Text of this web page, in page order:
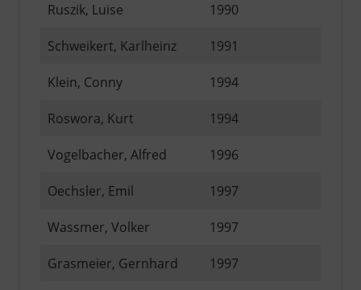
Ruszik, Luise 1990
Schweikert, Karlheinz 1991
Klein, Conny 1994
Roswora, Kurt 1994
Vogelbacher, Alfred 1996
Oechsler, Emil 1997
Wassmer, Volker 1997
Grasmeier, Gernhard 1997